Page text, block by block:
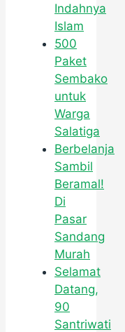
Indahnya
Islam
500
Paket
Sembako
untuk
Warga
Salatiga
Berbelanja
Sambil
Beramal!
Di
Pasar
Sandang
Murah
Selamat
Datang,
90
Santriwati